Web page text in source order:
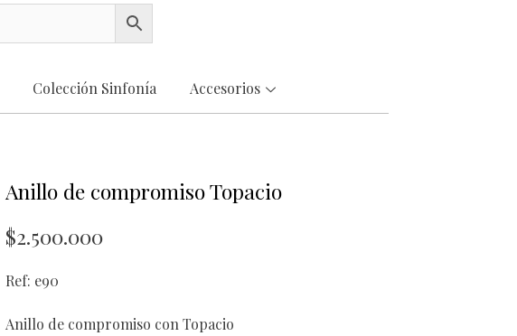
Colección Sinfonía Accesorios
Anillo de compromiso Topacio
$2.500.000
Ref: e90
Anillo de compromiso con Topacio